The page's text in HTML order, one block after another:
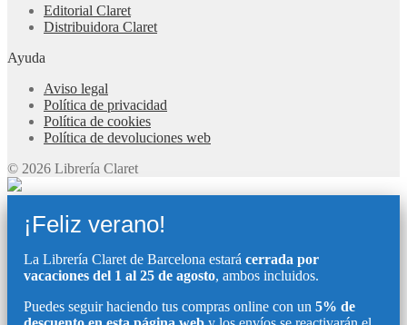
Editorial Claret
Distribuidora Claret
Ayuda
Aviso legal
Política de privacidad
Política de cookies
Política de devoluciones web
© 2026 Librería Claret
¡Feliz verano!
La Librería Claret de Barcelona estará cerrada por
vacaciones del 1 al 25 de agosto, ambos incluidos.
Puedes seguir haciendo tus compras online con un 5% de